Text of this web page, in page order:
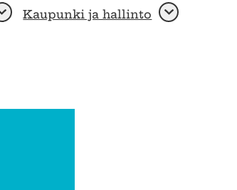
AvaaKaupunki ja hallinto Avaa